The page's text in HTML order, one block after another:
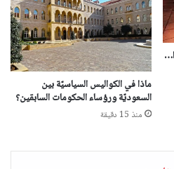
ماذا في الكواليس السياسيّة بين
السعوديّة ورؤساء الحكومات السابقين؟
منذ 15 دقيقة